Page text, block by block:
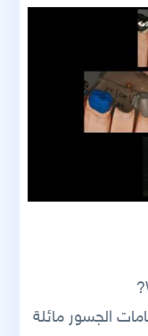
الجسور مائلة